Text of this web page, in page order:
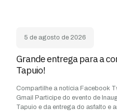
5 de agosto de 2026
Grande entrega para a
Tapuio!
Compartilhe a notícia Facebook
Gmail Participe do evento de
Tapuio e da entrega do asfalto e